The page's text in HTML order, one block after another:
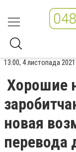
13:00, 4 листопада 2021
Хорошие
новая
перевода